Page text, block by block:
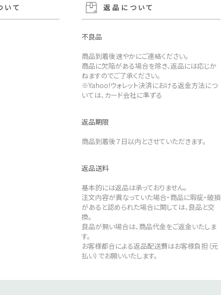
いて 返品について
不良品
商品到着後速やかにご連絡ください。
商品に欠陥がある場合を除き、返品には応じか
ねますのでご了承ください。
※Yahoo!ウォレット決済における返金方法につ
いては、カード会社に準ずる
返品期限
商品到着後７日以内とさせていただきます。
返品送料
基本的には返品は承っておりません。
注文内容が異なっていた場合・商品に瑕疵・破損
があると認められた場合に関しては、良品と交
換。
良品が無い場合は、商品代金をご返金いたしま
す。
お客様都合による返品配送費はお客様負担（元
払い）でお願いいたします。